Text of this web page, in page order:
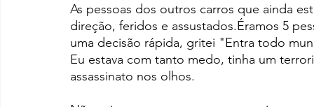
As pessoas dos outros carros que ainda
direção, feridos e assustados.Éramos 5
uma decisão rápida, gritei "Entra todo
Eu estava com tanto medo, tinha um
assassinato nos olhos.